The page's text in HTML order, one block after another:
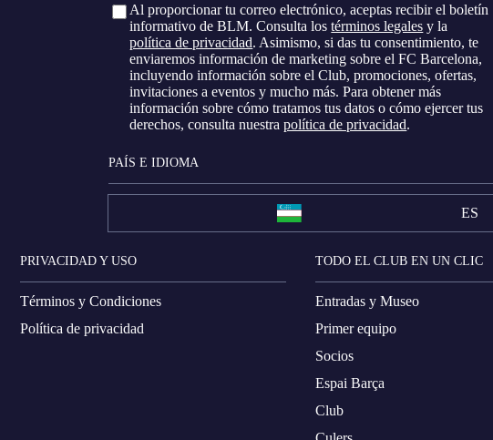
Al proporcionar tu correo electrónico, aceptas recibir el boletín
informativo de BLM. Consulta lostérminos legales y la
política de privacidad. Asimismo, si das tu consentimiento, te
enviaremos información de marketing sobre el FC Barcelona, ​​
incluyendo información sobre el Club, promociones, ofertas,
invitaciones a eventos y mucho más. Para obtener más
información sobre cómo tratamos tus datos o cómo ejercer tus
derechos, consulta nuestrapolítica de privacidad.
PAÍS E IDIOMA
ES
PRIVACIDAD Y USO
Términos y Condiciones
Política de privacidad
TODO EL CLUB EN UN CLIC
Entradas y Museo
Primer equipo
Socios
Espai Barça
Club